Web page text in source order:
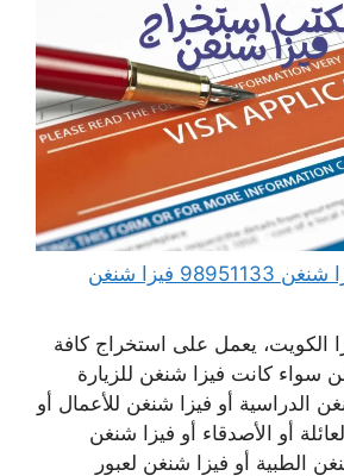
مكتب استخراج فيزا شنغن 98951133 فيزا شنغن
الكويت، يعمل على استخراج كافة
سواء كانت فيزا شنغن للزيارة
الدراسية أو فيزا شنغن للأعمال أو
أو الأصدقاء أو فيزا شنغن
الطبية أو فيزا شنغن لعبور